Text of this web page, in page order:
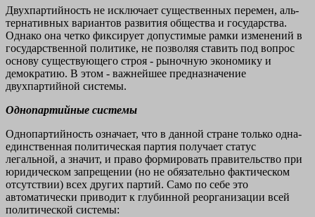
Двухпартийность не исключает существенных перемен, аль­
тернативных вариантов развития общества и государства.
Однако она четко фиксирует допустимые рамки изменений в
государствен­ной политике, не позволяя ставить под вопрос
основу существую­щего строя - рыночную экономику и
демократию. В этом - важ­нейшее предназначение
двухпартийной системы.
Однопартийные системы
Однопартийность означает, что в данной стране только одна-
единственная политическая партия получает статус
легальной, а значит, и право формировать правительство при
юридическом запрещении (но не обязательно фактическом
отсутствии) всех других партий. Само по себе это
автоматически приводит к глу­бинной реорганизации всей
политической системы: